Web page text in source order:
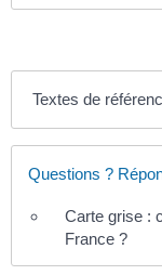
Textes de
Questions ?
Carte grise :
France ?